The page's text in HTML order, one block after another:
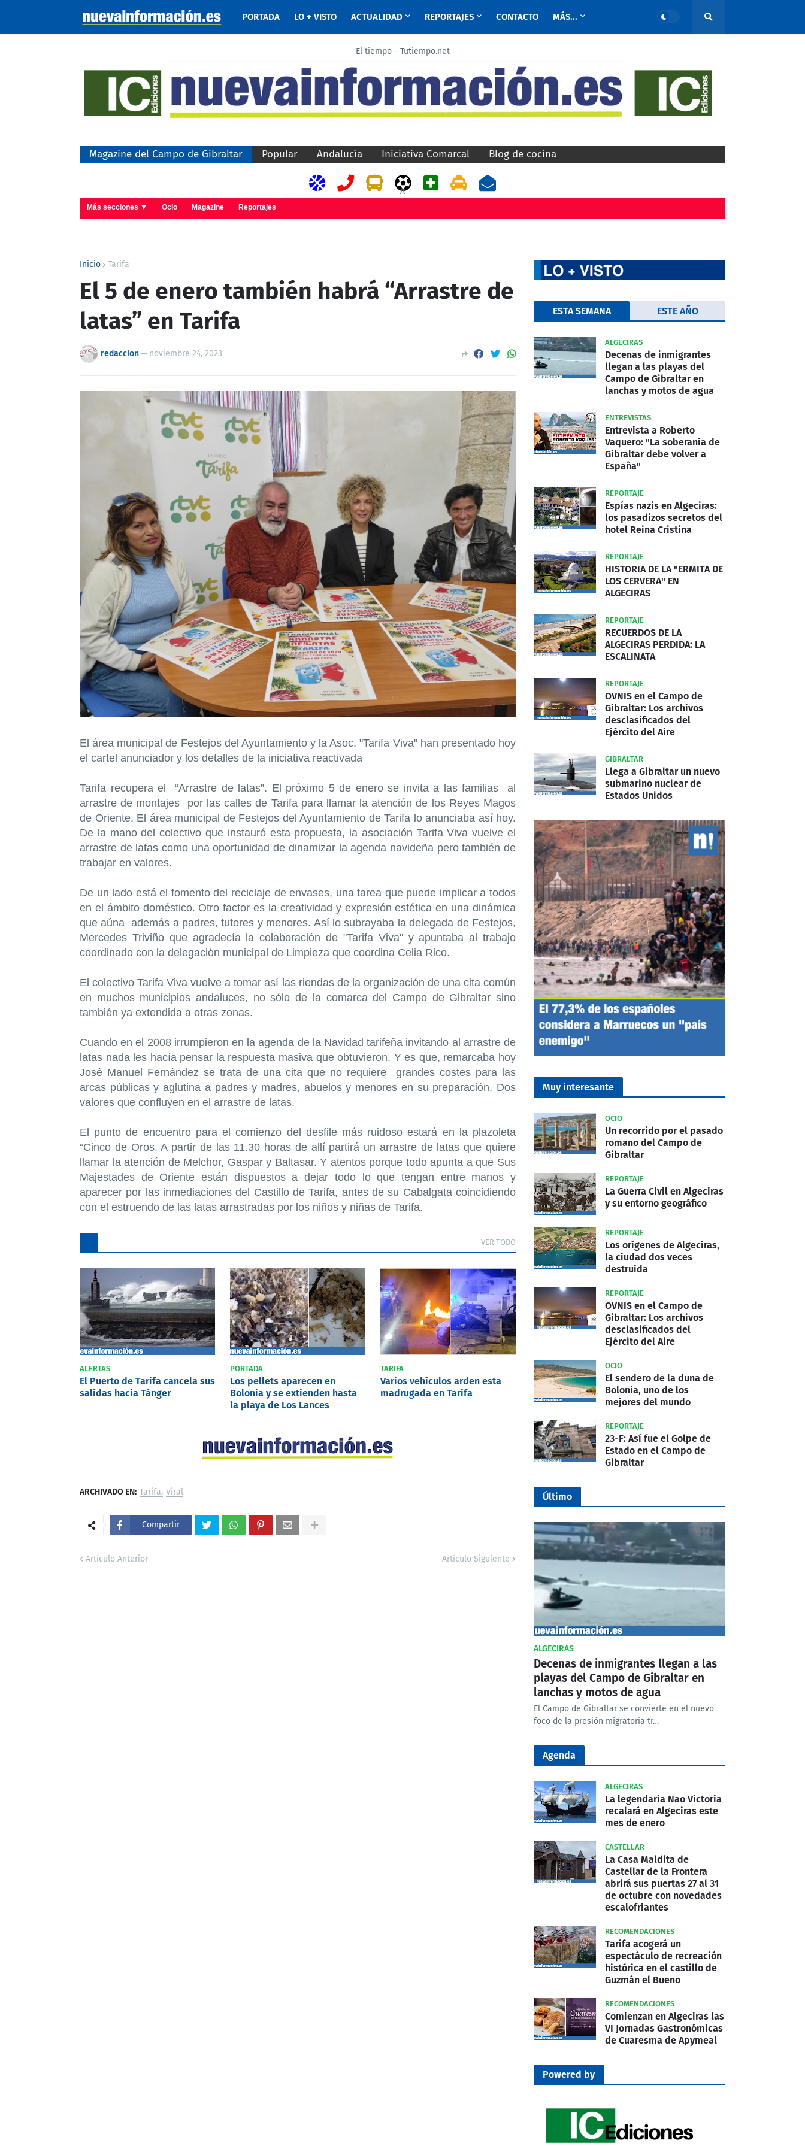
PORTADA LO + VISTO ACTUALIDAD REPORTAJES CONTACTO MÁS...
El tiempo - Tutiempo.net
Magazine del Campo de Gibraltar Popular Andalucía Iniciativa Comarcal Blog de cocina
A
Más secciones ▼ Ocio Magazine Reportajes
Inicio Tarifa
El 5 de enero también habrá “Arrastre de
latas” en Tarifa
redaccion— noviembre 24, 2023
El área municipal de Festejos del Ayuntamiento y la Asoc. "Tarifa Viva" han presentado hoy
el cartel anunciador y los detalles de la iniciativa reactivada
Tarifa recupera el “Arrastre de latas”. El próximo 5 de enero se invita a las familias al
arrastre de montajes por las calles de Tarifa para llamar la atención de los Reyes Magos
de Oriente. El área municipal de Festejos del Ayuntamiento de Tarifa lo anunciaba así hoy.
De la mano del colectivo que instauró esta propuesta, la asociación Tarifa Viva vuelve el
arrastre de latas como una oportunidad de dinamizar la agenda navideña pero también de
trabajar en valores.
De un lado está el fomento del reciclaje de envases, una tarea que puede implicar a todos
en el ámbito doméstico. Otro factor es la creatividad y expresión estética en una dinámica
que aúna además a padres, tutores y menores. Así lo subrayaba la delegada de Festejos,
Mercedes Triviño que agradecía la colaboración de "Tarifa Viva" y apuntaba al trabajo
coordinado con la delegación municipal de Limpieza que coordina Celia Rico.
El colectivo Tarifa Viva vuelve a tomar así las riendas de la organización de una cita común
en muchos municipios andaluces, no sólo de la comarca del Campo de Gibraltar sino
también ya extendida a otras zonas.
Cuando en el 2008 irrumpieron en la agenda de la Navidad tarifeña invitando al arrastre de
latas nada les hacía pensar la respuesta masiva que obtuvieron. Y es que, remarcaba hoy
José Manuel Fernández se trata de una cita que no requiere grandes costes para las
arcas públicas y aglutina a padres y madres, abuelos y menores en su preparación. Dos
valores que confluyen en el arrastre de latas.
El punto de encuentro para el comienzo del desfile más ruidoso estará en la plazoleta
“Cinco de Oros. A partir de las 11.30 horas de allí partirá un arrastre de latas que quiere
llamar la atención de Melchor, Gaspar y Baltasar. Y atentos porque todo apunta a que Sus
Majestades de Oriente están dispuestos a dejar todo lo que tengan entre manos y
aparecer por las inmediaciones del Castillo de Tarifa, antes de su Cabalgata coincidiendo
con el estruendo de las latas arrastradas por los niños y niñas de Tarifa.
VER TODO
ALERTAS
El Puerto de Tarifa cancela sus
salidas hacia Tánger
PORTADA
Los pellets aparecen en
Bolonia y se extienden hasta
la playa de Los Lances
TARIFA
Varios vehículos arden esta
madrugada en Tarifa
ARCHIVADO EN: Tarifa Viral
Compartir
Artículo Anterior Artículo Siguiente
ESTA SEMANA ESTE AÑO
ALGECIRAS
Decenas de inmigrantes
llegan a las playas del
Campo de Gibraltar en
lanchas y motos de agua
ENTREVISTAS
Entrevista a Roberto
Vaquero: "La soberanía de
Gibraltar debe volver a
España"
REPORTAJE
Espías nazis en Algeciras:
los pasadizos secretos del
hotel Reina Cristina
REPORTAJE
HISTORIA DE LA "ERMITA DE
LOS CERVERA" EN
ALGECIRAS
REPORTAJE
RECUERDOS DE LA
ALGECIRAS PERDIDA: LA
ESCALINATA
REPORTAJE
OVNIS en el Campo de
Gibraltar: Los archivos
desclasificados del
Ejército del Aire
GIBRALTAR
Llega a Gibraltar un nuevo
submarino nuclear de
Estados Unidos
Muy interesante
OCIO
Un recorrido por el pasado
romano del Campo de
Gibraltar
REPORTAJE
La Guerra Civil en Algeciras
y su entorno geográfico
REPORTAJE
Los orígenes de Algeciras,
la ciudad dos veces
destruida
REPORTAJE
OVNIS en el Campo de
Gibraltar: Los archivos
desclasificados del
Ejército del Aire
OCIO
El sendero de la duna de
Bolonia, uno de los
mejores del mundo
REPORTAJE
23-F: Así fue el Golpe de
Estado en el Campo de
Gibraltar
Último
ALGECIRAS
Decenas de inmigrantes llegan a las
playas del Campo de Gibraltar en
lanchas y motos de agua
El Campo de Gibraltar se convierte en el nuevo
foco de la presión migratoria tr…
Agenda
ALGECIRAS
La legendaria Nao Victoria
recalará en Algeciras este
mes de enero
CASTELLAR
La Casa Maldita de
Castellar de la Frontera
abrirá sus puertas 27 al 31
de octubre con novedades
escalofriantes
RECOMENDACIONES
Tarifa acogerá un
espectáculo de recreación
histórica en el castillo de
Guzmán el Bueno
RECOMENDACIONES
Comienzan en Algeciras las
VI Jornadas Gastronómicas
de Cuaresma de Apymeal
Powered by